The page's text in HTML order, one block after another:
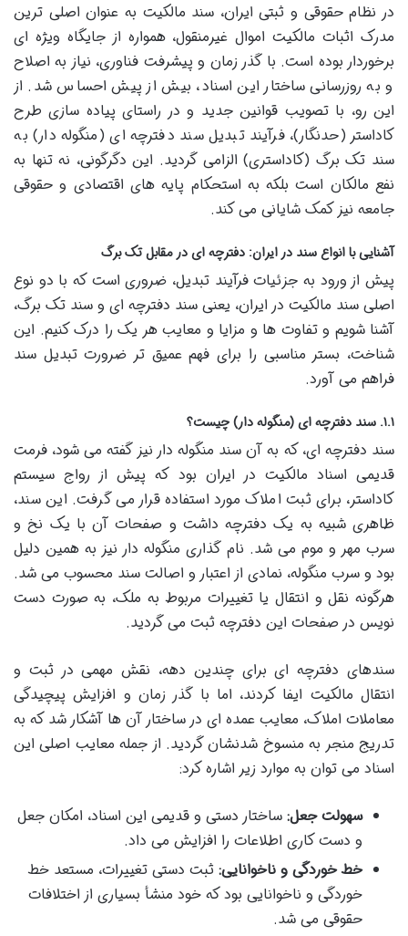
در نظام حقوقی و ثبتی ایران، سند مالکیت به عنوان اصلی ترین
مدرک اثبات مالکیت اموال غیرمنقول، همواره از جایگاه ویژه ای
برخوردار بوده است. با گذر زمان و پیشرفت فناوری، نیاز به اصلاح
و به روزرسانی ساختار این اسناد، بیش از پیش احساس شد. از
این رو، با تصویب قوانین جدید و در راستای پیاده سازی طرح
کاداستر (حدنگار)، فرآیند تبدیل سند دفترچه ای (منگوله دار) به
سند تک برگ (کاداستری) الزامی گردید. این دگرگونی، نه تنها به
نفع مالکان است بلکه به استحکام پایه های اقتصادی و حقوقی
جامعه نیز کمک شایانی می کند.
آشنایی با انواع سند در ایران: دفترچه ای در مقابل تک برگ
پیش از ورود به جزئیات فرآیند تبدیل، ضروری است که با دو نوع
اصلی سند مالکیت در ایران، یعنی سند دفترچه ای و سند تک برگ،
آشنا شویم و تفاوت ها و مزایا و معایب هر یک را درک کنیم. این
شناخت، بستر مناسبی را برای فهم عمیق تر ضرورت تبدیل سند
فراهم می آورد.
۱.۱. سند دفترچه ای (منگوله دار) چیست؟
سند دفترچه ای، که به آن سند منگوله دار نیز گفته می شود، فرمت
قدیمی اسناد مالکیت در ایران بود که پیش از رواج سیستم
کاداستر، برای ثبت املاک مورد استفاده قرار می گرفت. این سند،
ظاهری شبیه به یک دفترچه داشت و صفحات آن با یک نخ و
سرب مهر و موم می شد. نام گذاری منگوله دار نیز به همین دلیل
بود و سرب منگوله، نمادی از اعتبار و اصالت سند محسوب می شد.
هرگونه نقل و انتقال یا تغییرات مربوط به ملک، به صورت دست
نویس در صفحات این دفترچه ثبت می گردید.
سندهای دفترچه ای برای چندین دهه، نقش مهمی در ثبت و
انتقال مالکیت ایفا کردند، اما با گذر زمان و افزایش پیچیدگی
معاملات املاک، معایب عمده ای در ساختار آن ها آشکار شد که به
تدریج منجر به منسوخ شدنشان گردید. از جمله معایب اصلی این
اسناد می توان به موارد زیر اشاره کرد:
سهولت جعل: ساختار دستی و قدیمی این اسناد، امکان جعل
و دست کاری اطلاعات را افزایش می داد.
خط خوردگی و ناخوانایی: ثبت دستی تغییرات، مستعد خط
خوردگی و ناخوانایی بود که خود منشأ بسیاری از اختلافات
حقوقی می شد.